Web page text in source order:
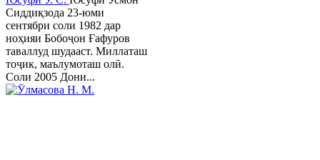
Сиддиқзода 23-юми
сентябри соли 1982 дар
ноҳияи Бобоҷон Ғафуров
таваллуд шудааст. Миллаташ
тоҷик, маълумоташ олӣ.
Соли 2005 Дони...